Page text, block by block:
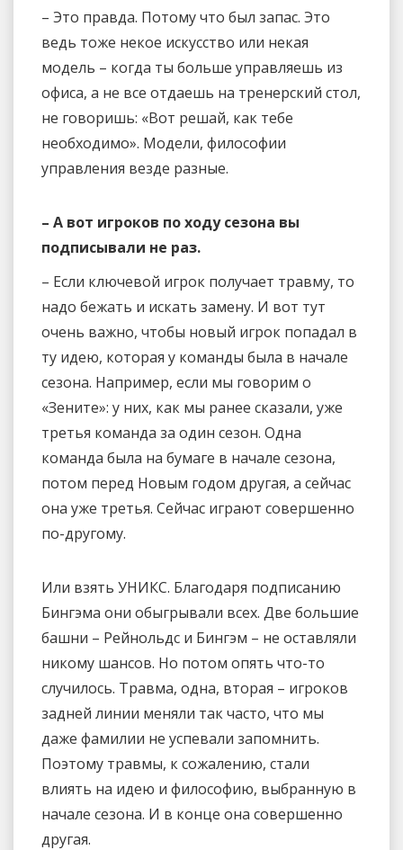
– Это правда. Потому что был запас. Это
ведь тоже некое искусство или некая
модель – когда ты больше управляешь из
офиса, а не все отдаешь на тренерский стол,
не говоришь: «Вот решай, как тебе
необходимо». Модели, философии
управления везде разные.
– А вот игроков по ходу сезона вы
подписывали не раз.
– Если ключевой игрок получает травму, то
надо бежать и искать замену. И вот тут
очень важно, чтобы новый игрок попадал в
ту идею, которая у команды была в начале
сезона. Например, если мы говорим о
«Зените»: у них, как мы ранее сказали, уже
третья команда за один сезон. Одна
команда была на бумаге в начале сезона,
потом перед Новым годом другая, а сейчас
она уже третья. Сейчас играют совершенно
по-другому.
Или взять УНИКС. Благодаря подписанию
Бингэма они обыгрывали всех. Две большие
башни – Рейнольдс и Бингэм – не оставляли
никому шансов. Но потом опять что-то
случилось. Травма, одна, вторая – игроков
задней линии меняли так часто, что мы
даже фамилии не успевали запомнить.
Поэтому травмы, к сожалению, стали
влиять на идею и философию, выбранную в
начале сезона. И в конце она совершенно
другая.